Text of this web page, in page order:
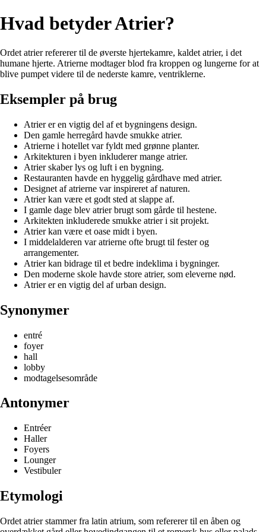
Hvad betyder Atrier?
Ordet atrier refererer til de øverste hjertekamre, kaldet atrier, i det
humane hjerte. Atrierne modtager blod fra kroppen og lungerne for at
blive pumpet videre til de nederste kamre, ventriklerne.
Eksempler på brug
Atrier er en vigtig del af et bygningens design.
Den gamle herregård havde smukke atrier.
Atrierne i hotellet var fyldt med grønne planter.
Arkitekturen i byen inkluderer mange atrier.
Atrier skaber lys og luft i en bygning.
Restauranten havde en hyggelig gårdhave med atrier.
Designet af atrierne var inspireret af naturen.
Atrier kan være et godt sted at slappe af.
I gamle dage blev atrier brugt som gårde til hestene.
Arkitekten inkluderede smukke atrier i sit projekt.
Atrier kan være et oase midt i byen.
I middelalderen var atrierne ofte brugt til fester og
arrangementer.
Atrier kan bidrage til et bedre indeklima i bygninger.
Den moderne skole havde store atrier, som eleverne nød.
Atrier er en vigtig del af urban design.
Synonymer
entré
foyer
hall
lobby
modtagelsesområde
Antonymer
Entréer
Haller
Foyers
Lounger
Vestibuler
Etymologi
Ordet atrier stammer fra latin atrium, som refererer til en åben og